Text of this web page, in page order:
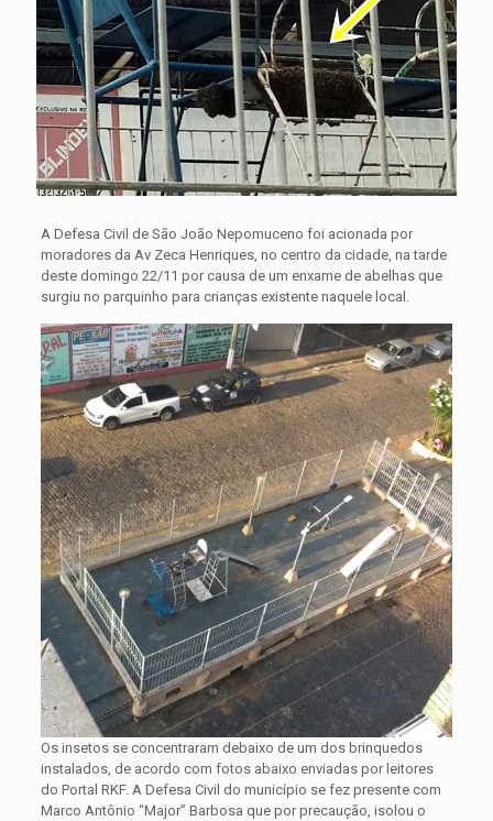
A Defesa Civil de São João Nepomuceno foi acionada por
moradores da Av Zeca Henriques, no centro da cidade, na tarde
deste domingo 22/11 por causa de um enxame de abelhas que
surgiu no parquinho para crianças existente naquele local.
Os insetos se concentraram debaixo de um dos brinquedos
instalados, de acordo com fotos abaixo enviadas por leitores
do Portal RKF. A Defesa Civil do município se fez presente com
Marco Antônio “Major” Barbosa que por precaução, isolou o